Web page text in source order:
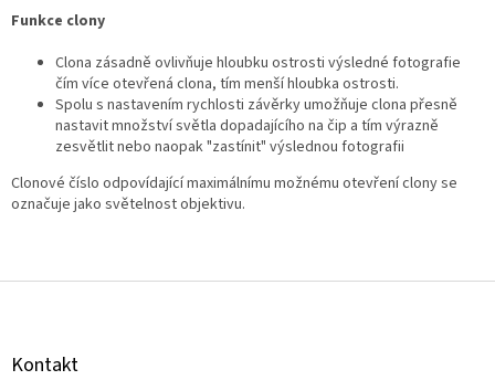
Funkce clony
Clona zásadně ovlivňuje hloubku ostrosti výsledné fotografie
čím více otevřená clona, tím menší hloubka ostrosti.
Spolu s nastavením rychlosti závěrky umožňuje clona přesně
nastavit množství světla dopadajícího na čip a tím výrazně
zesvětlit nebo naopak "zastínit" výslednou fotografii
Clonové číslo odpovídající maximálnímu možnému otevření clony se
označuje jako světelnost objektivu.
Z
Kontakt